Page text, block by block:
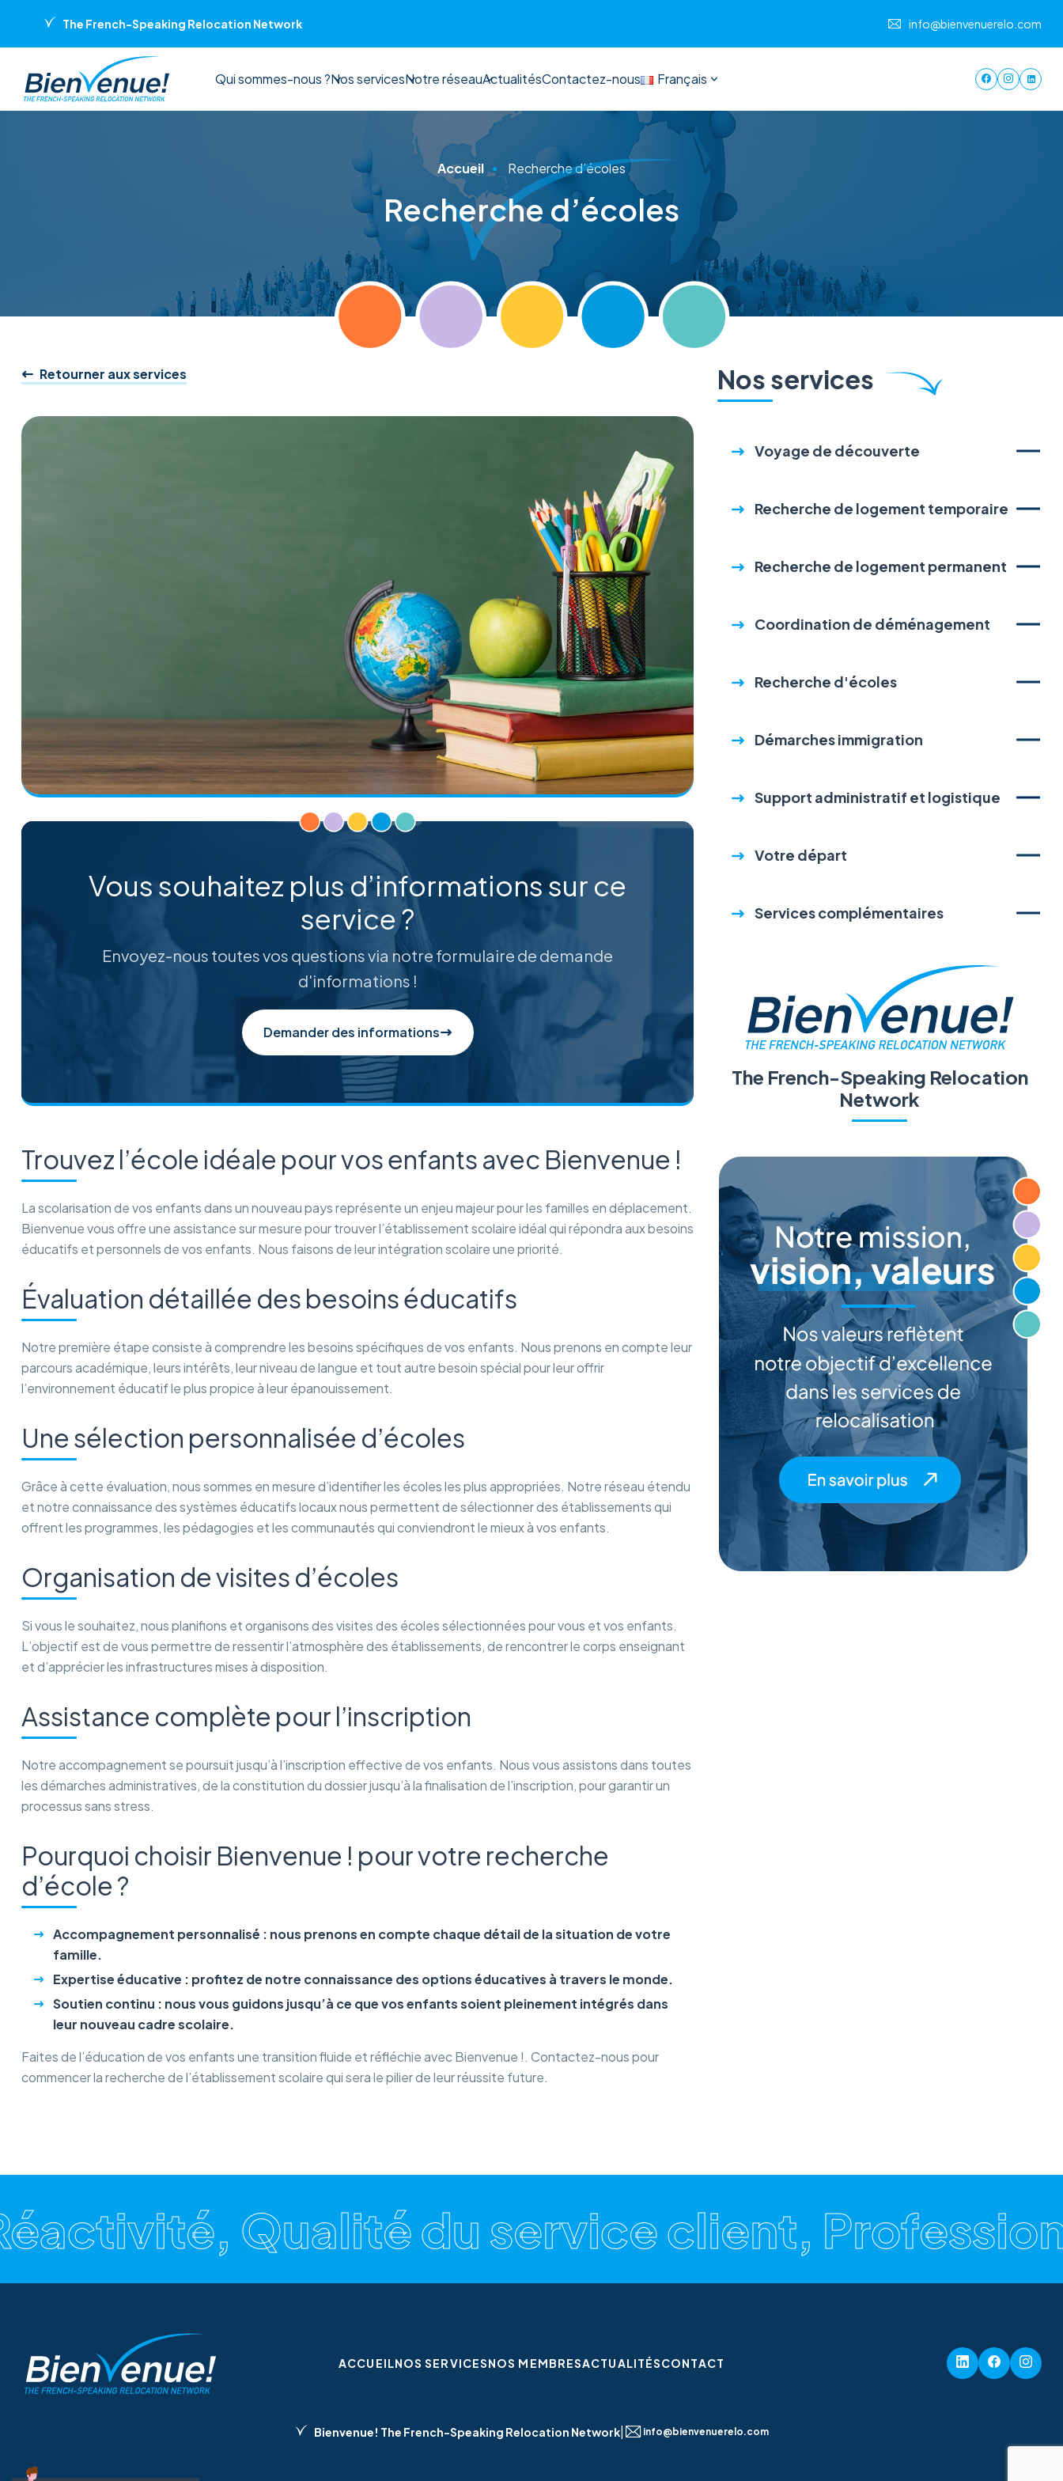
The French-Speaking Relocation Network info@bienvenuerelo.com
Qui sommes-nous ?Nos servicesNotre réseauActualitésContactez-nous Français
Accueil Recherche d’écoles
Recherche d’écoles
Retourner aux services
Vous souhaitez plus d’informations sur ce
service ?
Envoyez-nous toutes vos questions via notre formulaire de demande
d'informations !
Demander des informations
Trouvez l’école idéale pour vos enfants avec Bienvenue !
La scolarisation de vos enfants dans un nouveau pays représente un enjeu majeur pour les familles en déplacement.
Bienvenue vous offre une assistance sur mesure pour trouver l’établissement scolaire idéal qui répondra aux besoins
éducatifs et personnels de vos enfants. Nous faisons de leur intégration scolaire une priorité.
Évaluation détaillée des besoins éducatifs
Notre première étape consiste à comprendre les besoins spécifiques de vos enfants. Nous prenons en compte leur
parcours académique, leurs intérêts, leur niveau de langue et tout autre besoin spécial pour leur offrir
l’environnement éducatif le plus propice à leur épanouissement.
Une sélection personnalisée d’écoles
Grâce à cette évaluation, nous sommes en mesure d’identifier les écoles les plus appropriées. Notre réseau étendu
et notre connaissance des systèmes éducatifs locaux nous permettent de sélectionner des établissements qui
offrent les programmes, les pédagogies et les communautés qui conviendront le mieux à vos enfants.
Organisation de visites d’écoles
Si vous le souhaitez, nous planifions et organisons des visites des écoles sélectionnées pour vous et vos enfants.
L’objectif est de vous permettre de ressentir l’atmosphère des établissements, de rencontrer le corps enseignant
et d’apprécier les infrastructures mises à disposition.
Assistance complète pour l’inscription
Notre accompagnement se poursuit jusqu’à l’inscription effective de vos enfants. Nous vous assistons dans toutes
les démarches administratives, de la constitution du dossier jusqu’à la finalisation de l’inscription, pour garantir un
processus sans stress.
Pourquoi choisir Bienvenue ! pour votre recherche
d’école ?
Accompagnement personnalisé : nous prenons en compte chaque détail de la situation de votre
famille.
Expertise éducative : profitez de notre connaissance des options éducatives à travers le monde.
Soutien continu : nous vous guidons jusqu’à ce que vos enfants soient pleinement intégrés dans
leur nouveau cadre scolaire.
Faites de l’éducation de vos enfants une transition fluide et réfléchie avec Bienvenue !. Contactez-nous pour
commencer la recherche de l’établissement scolaire qui sera le pilier de leur réussite future.
Nos services
Voyage de découverte
Recherche de logement temporaire
Recherche de logement permanent
Coordination de déménagement
Recherche d'écoles
Démarches immigration
Support administratif et logistique
Votre départ
Services complémentaires
The French-Speaking Relocation
Network
Qualité du service client,
ACCUEILNOS SERVICESNOS MEMBRESACTUALITÉSCONTACT
Bienvenue! The French-Speaking Relocation Network| info@bienvenuerelo.com